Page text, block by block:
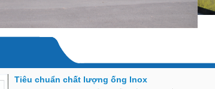
Tiêu chuẩn chất lượng ống Inox